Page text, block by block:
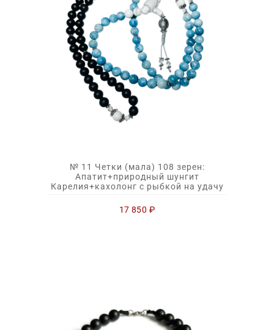
№ 11 Четки (мала) 108 зерен:
Апатит+природный шунгит
Карелия+кахолонг с рыбкой на удачу
17 850 ₽